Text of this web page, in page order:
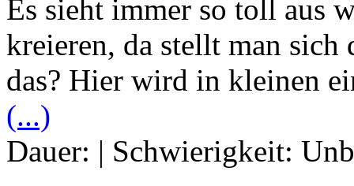
Es sieht immer so toll aus
kreieren, da stellt man sich
das? Hier wird in kleinen
(...)
Dauer: | Schwierigkeit: